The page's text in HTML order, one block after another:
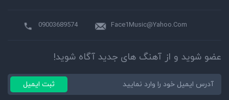
Face1Music@Yahoo.Com
09003689574
عضو شوید و از آهنگ های جدید آگاه شوید!
ثبت ایمیل